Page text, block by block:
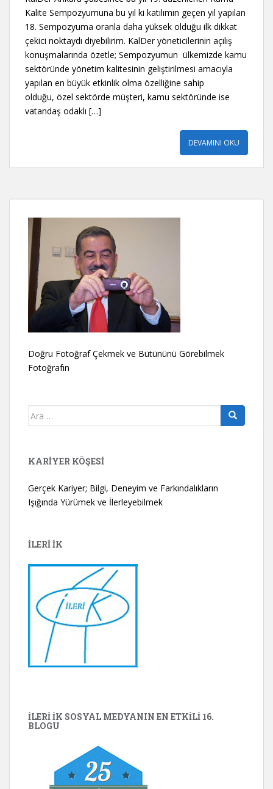
Kalite Sempozyumuna bu yıl ki katılımın geçen yıl yapılan
18. Sempozyuma oranla daha yüksek olduğu ilk dikkat
çekici noktaydı diyebilirim. KalDer yöneticilerinin açılış
konuşmalarında özetle; Sempozyumun ülkemizde kamu
sektöründe yönetim kalitesinin geliştirilmesi amacıyla
yapılan en büyük etkinlik olma özelliğine sahip
olduğu, özel sektörde müşteri, kamu sektöründe ise
vatandaş odaklı […]
DEVAMINI OKU
Doğru Fotoğraf Çekmek ve Bütününü Görebilmek
Fotoğrafın
Arama
KARIYER KÖŞESI
Gerçek Kariyer; Bilgi, Deneyim ve Farkındalıkların
Işığında Yürümek ve İlerleyebilmek
İLERİ İK
İLERİ İK SOSYAL MEDYANIN EN ETKILI 16.
BLOGU